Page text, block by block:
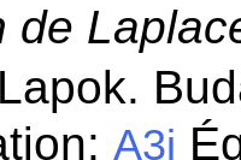
de
A3j